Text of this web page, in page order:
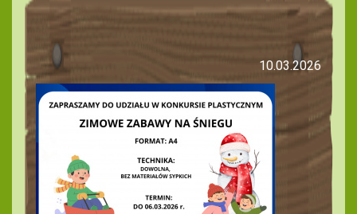
10.03.2026